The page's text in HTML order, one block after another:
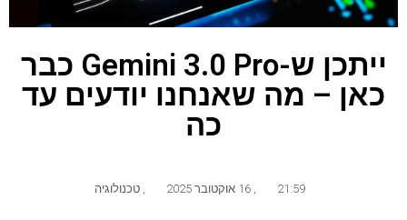
ייתכן ש-Gemini 3.0 Pro כבר
כאן – מה שאנחנו יודעים עד
כה
21:59 טכנולוגיה